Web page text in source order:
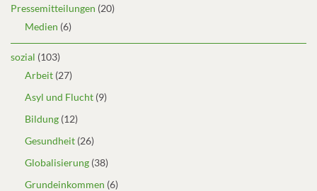
Pressemitteilungen (20)
Medien (6)
sozial (103)
Arbeit (27)
Asyl und Flucht (9)
Bildung (12)
Gesundheit (26)
Globalisierung (38)
Grundeinkommen (6)